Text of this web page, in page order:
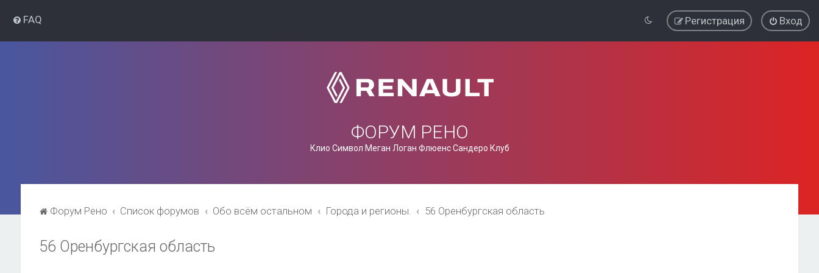
FAQ Вход
Регистрация
ФОРУМ РЕНО
Клио Символ Меган Логан Флюенс Сандеро Клуб
Форум Рено Список форумов Обо всём остальном Города и регионы. 56 Оренбургская область
56 Оренбургская область